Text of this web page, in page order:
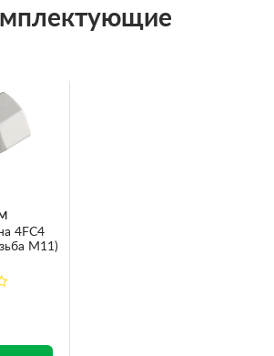
4FC4
М11)